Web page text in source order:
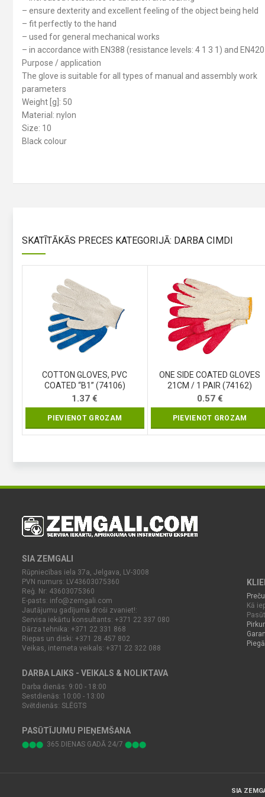
– ensure dexterity and excellent feeling of the object being held
– fit perfectly to the hand
– used for general mechanical works
– in accordance with EN388 (resistance levels: 4 1 3 1) and EN420
Purpose / application
The glove is suitable for all types of manual and assembly work
parameters
Weight [g]: 50
Material: nylon
Size: 10
Black colour
SKATĪTĀKĀS PRECES KATEGORIJĀ: DARBA CIMDI
COTTON GLOVES, PVC
COATED “B1” (74106)
1.37€
PIEVIENOT GROZAM
ONE SIDE COATED GLOVES
21CM / 1 PAIR (74162)
0.57 €
PIEVIENOT GROZAM
SIA ZEMGALI
Rūpniecības iela 37a, Jelgava, LV-3008
PVN numurs: LV43603075360
Reģ. Nr: 43603075360
E-pasts: info@zemgali.com
Jautājumu gadījumā droši zvaniet!:
Servisa iekārtu konsultants: +371 22 337 080
Dārza tehnika: +371 22 331 868
Riepas un diski: +371 28 457 802
Veikas, interneta veikals: +371 22 322 088
DARBA LAIKS - VEIKALS & NOLIKTAVA
Darba dienās: 9:00 - 18:00
Sestdienās: 10:00 - 13:00
Svētdienās: SLĒGTS
PASŪTĪJUMU PIEŅEMŠANA
⬤⬤⬤ 365.DIENAS GADĀ 24/7 ⬤⬤⬤
Kā
SIA